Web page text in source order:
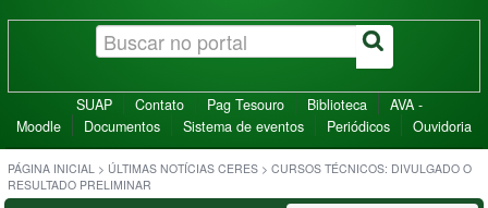
SUAP Contato Pag Tesouro Biblioteca
AVA -
Moodle
Documentos Sistema de eventos Periódicos Ouvidoria
PÁGINA INICIAL > ÚLTIMAS NOTÍCIAS CERES > CURSOS TÉCNICOS: DIVULGADO O
RESULTADO PRELIMINAR